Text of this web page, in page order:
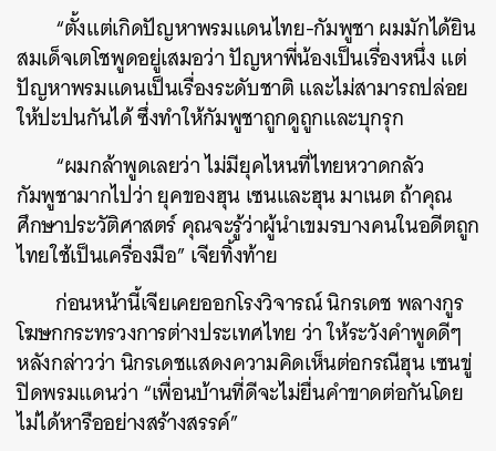
“ตั้งแต่เกิดปัญหาพรมแดนไทย-กัมพูชา ผมมักได้ยิน
สมเด็จเตโชพูดอยู่เสมอว่า ปัญหาพี่น้องเป็นเรื่องหนึ่ง แต่
ปัญหาพรมแดนเป็นเรื่องระดับชาติ และไม่สามารถปล่อย
ให้ปะปนกันได้ ซึ่งทำให้กัมพูชาถูกดูถูกและบุกรุก
“ผมกล้าพูดเลยว่า ไม่มียุคไหนที่ไทยหวาดกลัว
กัมพูชามากไปว่า ยุคของฮุน เซนและฮุน มาเนต ถ้าคุณ
ศึกษาประวัติศาสตร์ คุณจะรู้ว่าผู้นำเขมรบางคนในอดีตถูก
ไทยใช้เป็นเครื่องมือ” เจียทิ้งท้าย
ก่อนหน้านี้เจียเคยออกโรงวิจารณ์ นิกรเดช พลางกูร
โฆษกกระทรวงการต่างประเทศไทย ว่า ให้ระวังคำพูดดีๆ
หลังกล่าวว่า นิกรเดชแสดงความคิดเห็นต่อกรณีฮุน เซนขู่
ปิดพรมแดนว่า “เพื่อนบ้านที่ดีจะไม่ยื่นคำขาดต่อกันโดย
ไม่ได้หารืออย่างสร้างสรรค์”